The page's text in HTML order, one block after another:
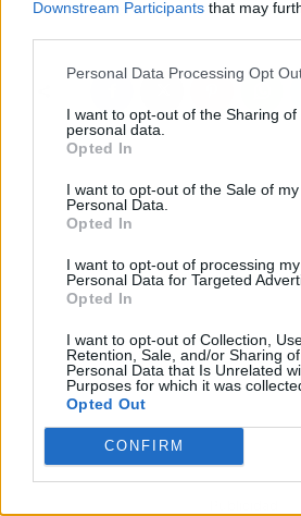
Downstream Participants that may
Personal Data Processing Opt
I want to opt-out of the Sharing of
personal data.
Opted In
I want to opt-out of the Sale of my
Personal Data.
Opted In
I want to opt-out of processing my
Personal Data for Targeted
Opted In
I want to opt-out of Collection,
Retention, Sale, and/or Sharing
Personal Data that Is Unrelated
Purposes for which it was
Opted Out
CONFIRM
alquilar una casa